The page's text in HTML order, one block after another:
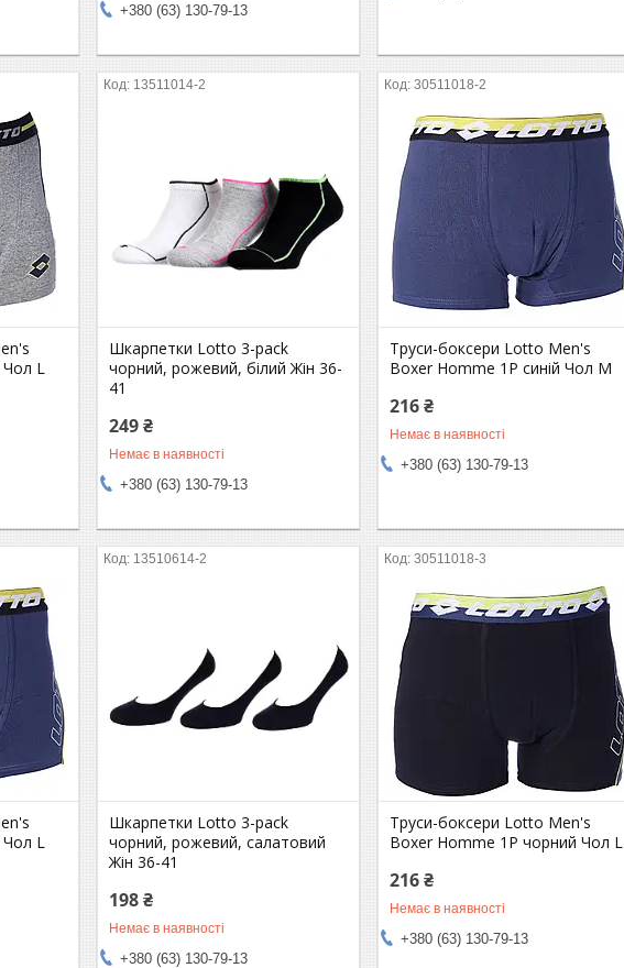
+380 (63) 130-79-13
Чол L
13511014-2
Шкарпетки Lotto 3-pack
чорний, рожевий, білий Жін 36-
41
249 ₴
Немає в наявності
+380 (63) 130-79-13
30511018-2
Труси-боксери Lotto Men's
Boxer Homme 1P синій Чол M
216 ₴
Немає в наявності
+380 (63) 130-79-13
Чол L
13510614-2
Шкарпетки Lotto 3-pack
чорний, рожевий, салатовий
Жін 36-41
198 ₴
Немає в наявності
+380 (63) 130-79-13
30511018-3
Труси-боксери Lotto Men's
Boxer Homme 1P чорний Чол L
216 ₴
Немає в наявності
+380 (63) 130-79-13